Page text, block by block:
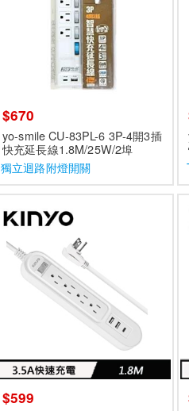
$670
yo-smile CU-83PL-6 3P-4開3插
快充延長線1.8M/25W/2埠
獨立迴路附燈開關
$599